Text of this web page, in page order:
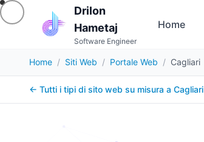
Drilon
Hametaj
Software Engineer
Home
Home / Siti Web / Portale Web / Cagliari
← Tutti i tipi di sito web su misura a Cagliari